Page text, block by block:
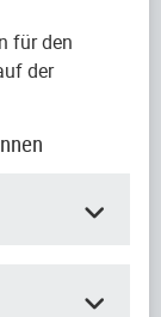
für den
der